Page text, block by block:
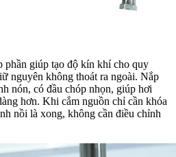
phần giúp tạo độ kín khí cho quy
nguyên không thoát ra ngoài. Nắp
nón, có đầu chóp nhọn, giúp hơi
hơn. Khi cắm nguồn chỉ cần khóa
nồi là xong, không cần điều chỉnh